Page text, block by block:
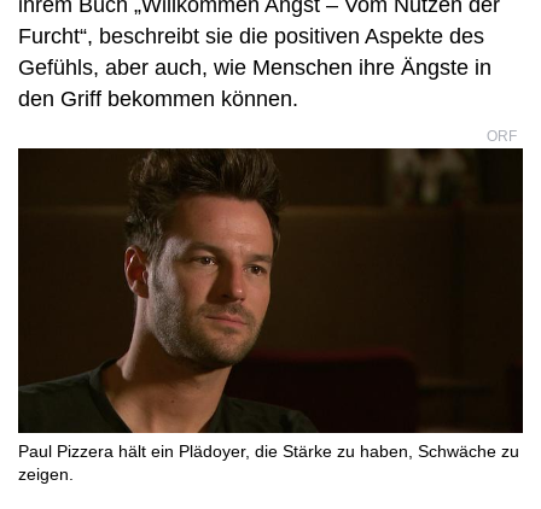
ihrem Buch „Willkommen Angst – Vom Nutzen der
Furcht“, beschreibt sie die positiven Aspekte des
Gefühls, aber auch, wie Menschen ihre Ängste in
den Griff bekommen können.
ORF
Paul Pizzera hält ein Plädoyer, die Stärke zu haben, Schwäche zu
zeigen.